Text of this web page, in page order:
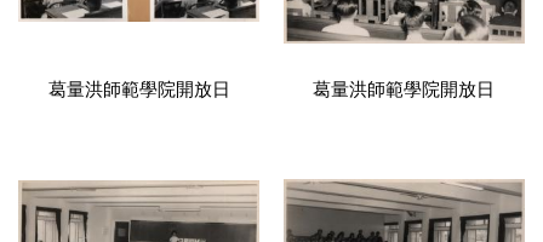
葛量洪師範學院開放日 葛量洪師範學院開放日